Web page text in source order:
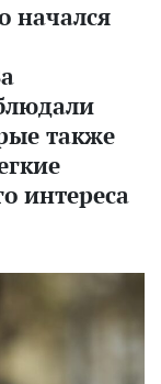
начался
также
интереса